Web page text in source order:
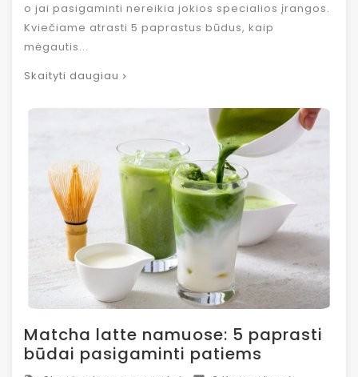
o jai pasigaminti nereikia jokios specialios įrangos.
Kviečiame atrasti 5 paprastus būdus, kaip
mėgautis...
Skaityti daugiau
Matcha latte namuose: 5 paprasti
būdai pasigaminti patiems